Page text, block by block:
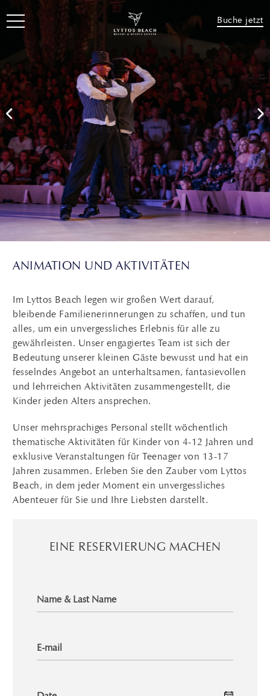
Buche jetzt
ANIMATION UND AKTIVITÄTEN
Im Lyttos Beach legen wir großen Wert darauf,
bleibende Familienerinnerungen zu schaffen, und tun
alles, um ein unvergessliches Erlebnis für alle zu
gewährleisten. Unser engagiertes Team ist sich der
Bedeutung unserer kleinen Gäste bewusst und hat ein
fesselndes Angebot an unterhaltsamen, fantasievollen
und lehrreichen Aktivitäten zusammengestellt, die
Kinder jeden Alters ansprechen.
Unser mehrsprachiges Personal stellt wöchentlich
thematische Aktivitäten für Kinder von 4-12 Jahren und
exklusive Veranstaltungen für Teenager von 13-17
Jahren zusammen. Erleben Sie den Zauber vom Lyttos
Beach, in dem jeder Moment ein unvergessliches
Abenteuer für Sie und Ihre Liebsten darstellt.
EINE RESERVIERUNG MACHEN